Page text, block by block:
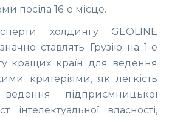
посіла 16-е місце.
холдингу GEOLINE
ставлять Грузію на 1-е
кращих країн для ведення
критеріями, як легкість
підприємницької
інтелектуальної власності,